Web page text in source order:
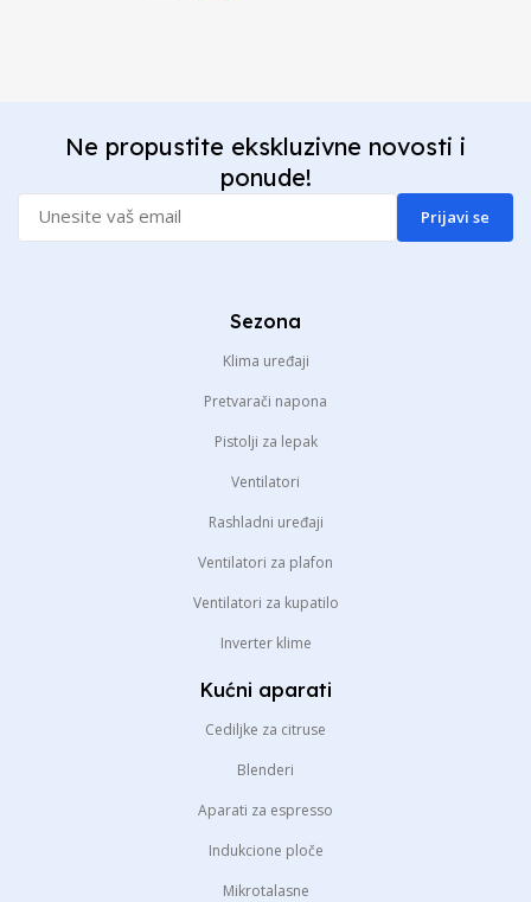
Ne propustite ekskluzivne novosti i
ponude!
Prijavi se
Sezona
Klima uređaji
Pretvarači napona
Pistolji za lepak
Ventilatori
Rashladni uređaji
Ventilatori za plafon
Ventilatori za kupatilo
Inverter klime
Kućni aparati
Cediljke za citruse
Blenderi
Aparati za espresso
Indukcione ploče
Mikrotalasne